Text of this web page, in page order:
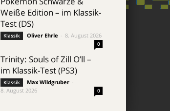
Weiße Edition – im Klassik-
Test (DS)
Klassik Oliver Ehrle 8. August 2026
0
Trinity: Souls of Zill O’ll –
im Klassik-Test (PS3)
Klassik Max Wildgruber
8. August 2026
0